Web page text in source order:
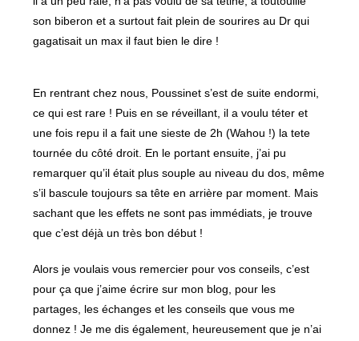
son biberon et a surtout fait plein de sourires au Dr qui
gagatisait un max il faut bien le dire !
En rentrant chez nous, Poussinet s’est de suite endormi,
ce qui est rare ! Puis en se réveillant, il a voulu téter et
une fois repu il a fait une sieste de 2h (Wahou !) la tete
tournée du côté droit. En le portant ensuite, j’ai pu
remarquer qu’il était plus souple au niveau du dos, même
s’il bascule toujours sa tête en arrière par moment. Mais
sachant que les effets ne sont pas immédiats, je trouve
que c’est déjà un très bon début !
Alors je voulais vous remercier pour vos conseils, c’est
pour ça que j’aime écrire sur mon blog, pour les
partages, les échanges et les conseils que vous me
donnez ! Je me dis également, heureusement que je n’ai